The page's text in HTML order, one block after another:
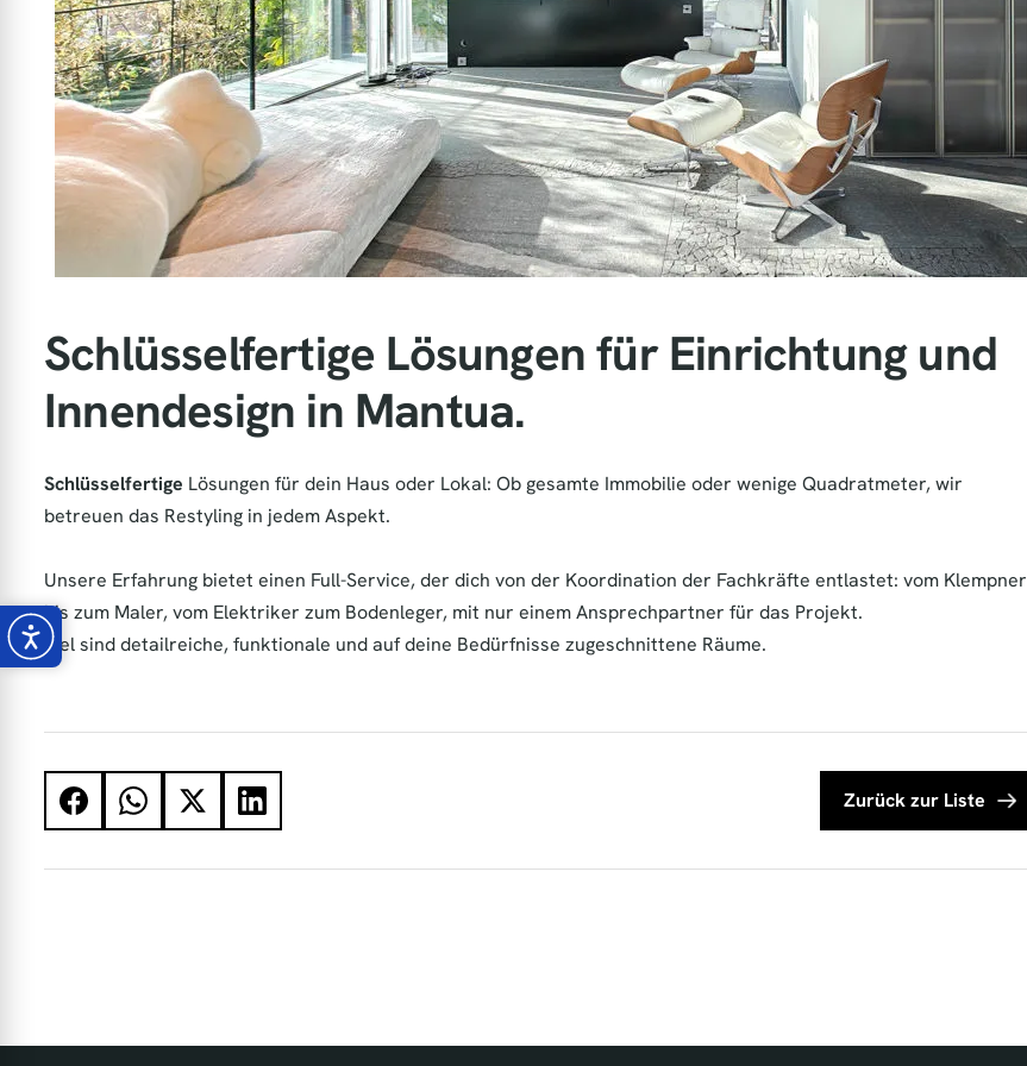
Schlüsselfertige Lösungen für Einrichtung und
Innendesign in Mantua.
Schlüsselfertige Lösungen für dein Haus oder Lokal: Ob gesamte Immobilie oder wenige Quadratmeter, wir
betreuen das Restyling in jedem Aspekt.
Unsere Erfahrung bietet einen Full-Service, der dich von der Koordination der Fachkräfte entlastet: vom Klempner
bis zum Maler, vom Elektriker zum Bodenleger, mit nur einem Ansprechpartner für das Projekt.
Ziel sind detailreiche, funktionale und auf deine Bedürfnisse zugeschnittene Räume.
Zurück zur Liste